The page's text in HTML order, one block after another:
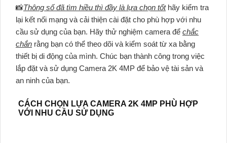
📸Thông số đã tìm hiều thì đầy là lựa chọn tốthãy kiểm tra
lại kết nối mạng và cải thiện cài đặt cho phù hợp với nhu
cầu sử dụng của bạn. Hãy thử nghiệm camera để chắc
chắn rằng bạn có thể theo dõi và kiểm soát từ xa bằng
thiết bị di động của mình. Chúc bạn thành công trong việc
lắp đặt và sử dụng Camera 2K 4MP để bảo vệ tài sản và
an ninh của bạn.
CÁCH CHỌN LỰA CAMERA 2K 4MP PHÙ HỢP
VỚI NHU CẦU SỬ DỤNG